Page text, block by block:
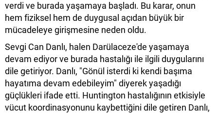
verdi ve burada yaşamaya başladı. Bu karar, onun
hem fiziksel hem de duygusal açıdan büyük bir
mücadeleye girişmesine neden oldu.
Sevgi Can Danlı, halen Darülaceze'de yaşamaya
devam ediyor ve burada hastalığı ile ilgili duygularını
dile getiriyor. Danlı, "Gönül isterdi ki kendi başıma
hayatıma devam edebileyim" diyerek yaşadığı
güçlükleri ifade etti. Huntington hastalığının etkisiyle
vücut koordinasyonunu kaybettiğini dile getiren Danlı,